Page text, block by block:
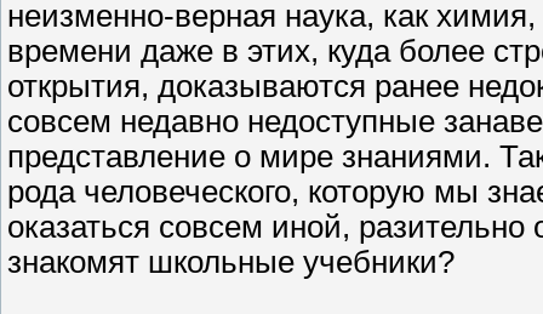
неизменно-верная наука, как
времени даже в этих, куда более
открытия, доказываются ранее
совсем недавно недоступные
представление о мире знаниями.
рода человеческого, которую мы
оказаться совсем иной, разительно
знакомят школьные учебники?